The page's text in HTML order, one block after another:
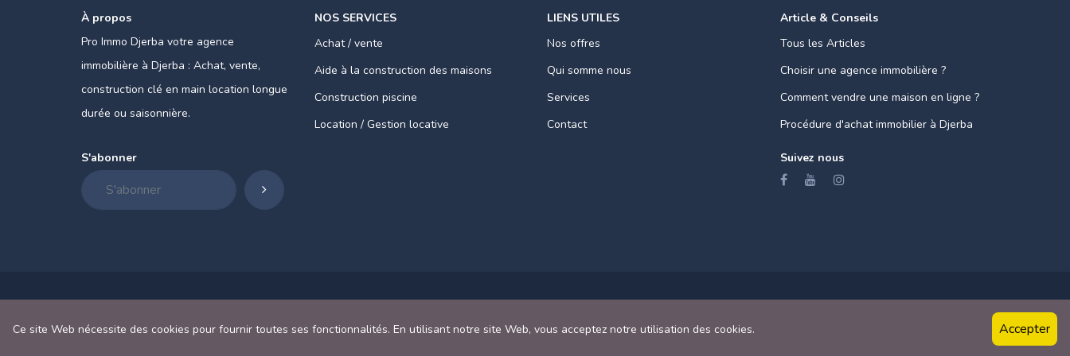
À propos
Pro Immo Djerba votre agence
immobilière à Djerba : Achat, vente,
construction clé en main location longue
durée ou saisonnière.
NOS SERVICES
Achat / vente
Aide à la construction des maisons
Construction piscine
Location / Gestion locative
LIENS UTILES
Nos offres
Qui somme nous
Services
Contact
Article & Conseils
Tous les Articles
Choisir une agence immobilière ?
Comment vendre une maison en ligne ?
Procédure d'achat immobilier à Djerba
S'abonner Suivez nous
Ce site Web nécessite des cookies pour fournir toutes ses fonctionnalités. En utilisant notre site Web, vous acceptez notre utilisation des cookies.
Accepter